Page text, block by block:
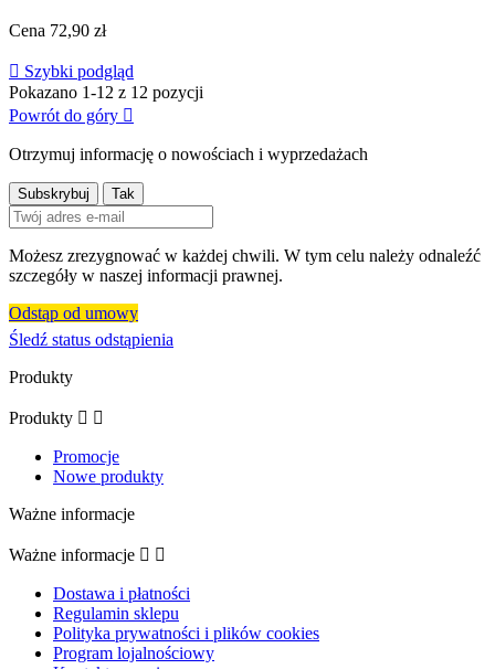
Cena 72,90 zł
 Szybki podgląd
Pokazano 1-12 z 12 pozycji
Powrót do góry 
Otrzymuj informację o nowościach i wyprzedażach
Możesz zrezygnować w każdej chwili. W tym celu należy odnaleźć
szczegóły w naszej informacji prawnej.
Odstąp od umowy
Śledź status odstąpienia
Produkty
Produkty  
Promocje
Nowe produkty
Ważne informacje
Ważne informacje  
Dostawa i płatności
Regulamin sklepu
Polityka prywatności i plików cookies
Program lojalnościowy